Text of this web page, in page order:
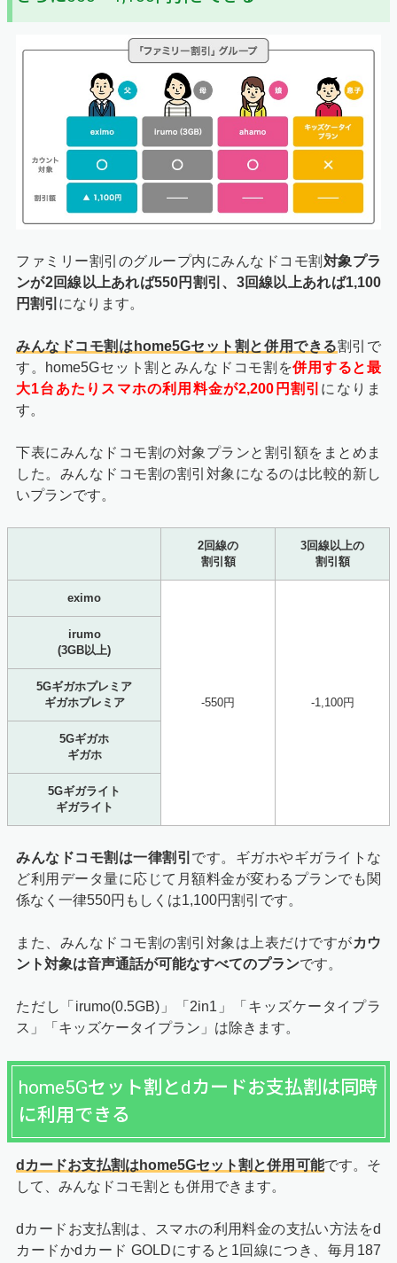
ファミリー割引のグループ内にみんなドコモ割 対象プラ
ンが2回線以上あれば550円割引、3回線以上あれば1,100
円割引 になります。
みんなドコモ割はhome5Gセット割と併用できる割引で
す。home5Gセット割とみんなドコモ割を併用すると最
大1台あたりスマホの利用料金が2,200円割引 になりま
す。
下表にみんなドコモ割の対象プランと割引額をまとめま
した。みんなドコモ割の割引対象になるのは比較的新し
いプランです。
2回線の
割引額
3回線以上の
割引額
eximo
-550円 -1,100円
irumo
(3GB以上)
5Gギガホプレミア
ギガホプレミア
5Gギガホ
ギガホ
5Gギガライト
ギガライト
みんなドコモ割は一律割引 です。ギガホやギガライトな
ど利用データ量に応じて月額料金が変わるプランでも関
係なく一律550円もしくは1,100円割引です。
また、みんなドコモ割の割引対象は上表だけですがカウ
ント対象は音声通話が可能なすべてのプランです。
ただし「irumo(0.5GB)」「2in1」「キッズケータイプラ
ス」「キッズケータイプラン」は除きます。
home5Gセット割とdカードお支払割は同時
に利用できる
dカードお支払割はhome5Gセット割と併用可能です。そ
して、みんなドコモ割とも併用できます。
dカードお支払割は、スマホの利用料金の支払い方法をd
カードかdカード GOLDにすると1回線につき、毎月187